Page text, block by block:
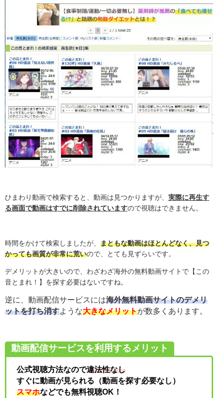
ひまわり動画で検索すると、動画は見つかりますが、 実際に再生す
る画面で動画はすでに削除されていますので視聴はできません。
時間をかけて検索しましたが、 まともな動画はほとんどなく、見つ
かっても画質が非常に荒いので、とても見ずらいです。
デメリットが大きいので、わざわざ海外の無料動画サイトで【この
音とまれ！】を探す必要はないですね。
逆に、動画配信サービスには海外無料動画サイトのデメリ
ットを打ち消す ような大きなメリットが数多くあります。
動画配信サービスを利用するメリット
公式視聴方法なので違法性なし
すぐに動画が見られる（動画を探す必要なし）
スマホなどでも無料視聴OK！